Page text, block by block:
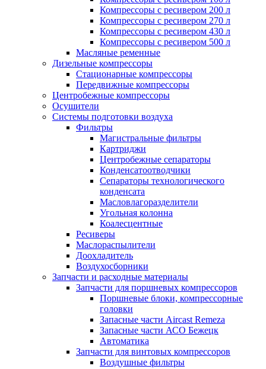
Компрессоры с ресивером 200 л
Компрессоры с ресивером 270 л
Компрессоры с ресивером 430 л
Компрессоры с ресивером 500 л
Масляные ременные
Дизельные компрессоры
Стационарные компрессоры
Передвижные компрессоры
Центробежные компрессоры
Осушители
Системы подготовки воздуха
Фильтры
Магистральные фильтры
Картриджи
Центробежные сепараторы
Конденсатоотводчики
Сепараторы технологического
конденсата
Масловлагоразделители
Угольная колонна
Коалесцентные
Ресиверы
Маслораспылители
Доохладитель
Воздухосборники
Запчасти и расходные материалы
Запчасти для поршневых компрессоров
Поршневые блоки, компрессорные
головки
Запасные части Aircast Remeza
Запасные части АСО Бежецк
Автоматика
Запчасти для винтовых компрессоров
Воздушные фильтры